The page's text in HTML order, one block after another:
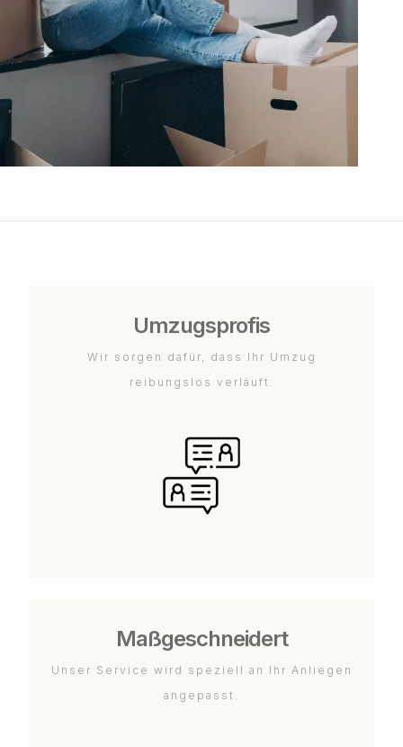
Umzugsprofis
Wir sorgen dafür, dass Ihr Umzug
reibungslos verläuft.
Maßgeschneidert
Unser Service wird speziell an Ihr Anliegen
angepasst.